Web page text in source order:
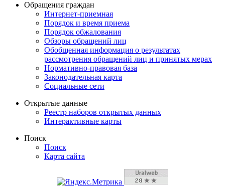
Обращения граждан
Интернет-приемная
Порядок и время приема
Порядок обжалования
Обзоры обращений лиц
Обобщенная информация о результатах
рассмотрения обращений лиц и принятых мерах
Нормативно-правовая база
Законодательная карта
Социальные сети
Открытые данные
Реестр наборов открытых данных
Интерактивные карты
Поиск
Поиск
Карта сайта